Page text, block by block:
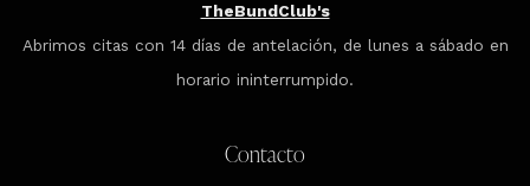
TheBundClub's
Abrimos citas con 14 días de antelación, de lunes a sábado en
horario ininterrumpido.
Contacto